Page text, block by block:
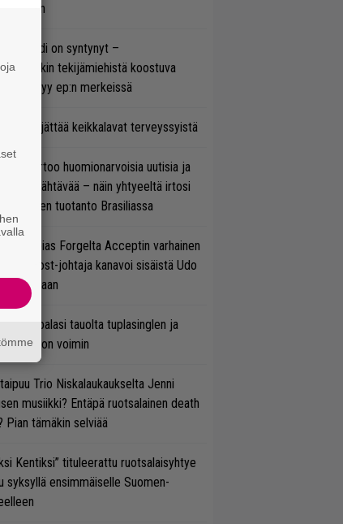
on syntynyt –
tekijämiehistä koostuva
esittäytyy ep:n merkeissä
Hughes jättää keikkalavat terveyssyistä
kertoo huomionarvoisia uutisia ja
uutta nähtävää – näin yhtyeeltä irtosi
aikojen tuotanto Brasiliassa
Tobias Forgelta Acceptin varhainen
– Ghost-johtaja kanavoi sisäistä Udo
palasi tauolta tuplasinglen ja
videon voimin
Trio Niskalaukaukselta Jenni
musiikki? Entäpä ruotsalainen death
Pian tämäkin selviää
Kentiksi” tituleerattu ruotsalaisyhtye
syksyllä ensimmäiselle Suomen-